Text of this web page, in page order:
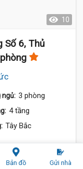
Bản đồ Gửi nhà
10
Số 6, Thủ
ngủ: 3 phòng
4 tầng
Tây Bắc
Chia sẻ